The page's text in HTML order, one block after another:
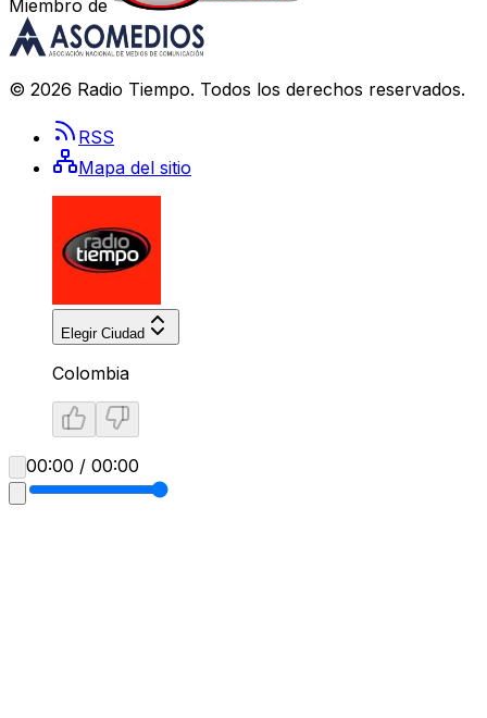
Miembro de
© 2026 Radio Tiempo. Todos los derechos reservados.
RSS
Mapa del sitio
Elegir Ciudad
Colombia
00:00 / 00:00